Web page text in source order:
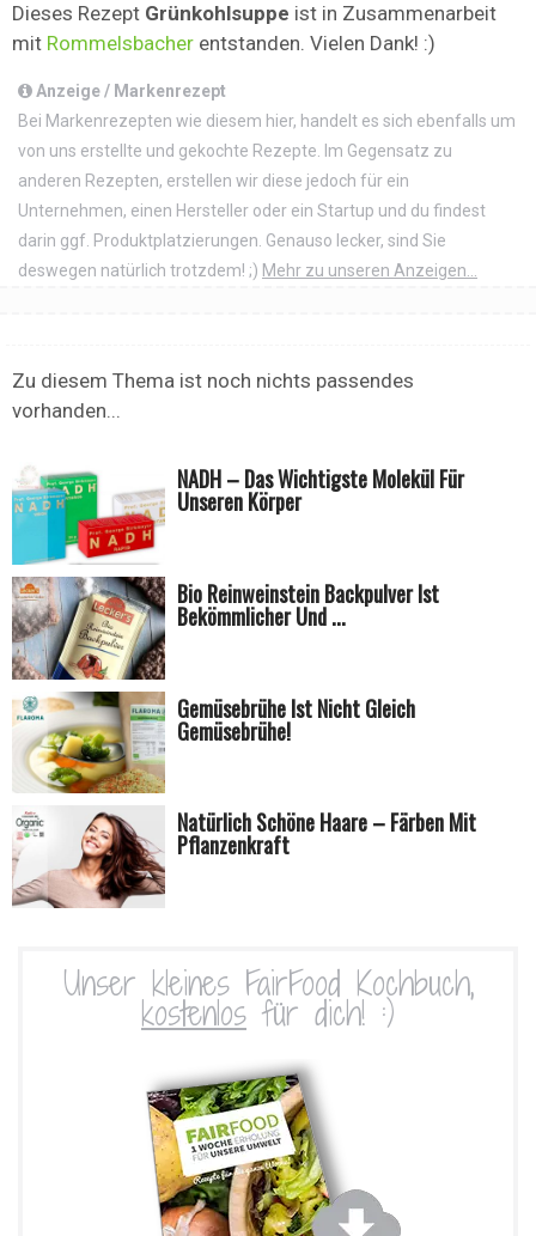
Dieses Rezept Grünkohlsuppe ist in Zusammenarbeit
mit Rommelsbacher entstanden. Vielen Dank! :)
Anzeige / Markenrezept
Bei Markenrezepten wie diesem hier, handelt es sich ebenfalls um
von uns erstellte und gekochte Rezepte. Im Gegensatz zu
anderen Rezepten, erstellen wir diese jedoch für ein
Unternehmen, einen Hersteller oder ein Startup und du findest
darin ggf. Produktplatzierungen. Genauso lecker, sind Sie
deswegen natürlich trotzdem! ;) Mehr zu unseren Anzeigen...
Zu diesem Thema ist noch nichts passendes
vorhanden...
NADH – Das Wichtigste Molekül Für
Unseren Körper
Bio Reinweinstein Backpulver Ist
Bekömmlicher Und ...
Gemüsebrühe Ist Nicht Gleich
Gemüsebrühe!
Natürlich Schöne Haare – Färben Mit
Pflanzenkraft
Unser kleines FairFood Kochbuch,
kostenlos für dich! :)